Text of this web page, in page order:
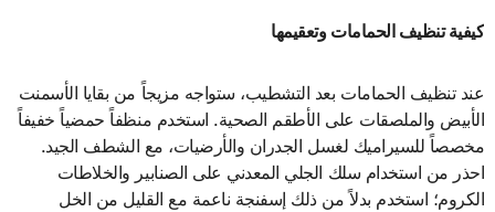
كيفية تنظيف الحمامات وتعقيمها
عند تنظيف الحمامات بعد التشطيب، ستواجه مزيجاً من بقايا الأسمنت
الأبيض والملصقات على الأطقم الصحية. استخدم منظفاً حمضياً خفيفاً
مخصصاً للسيراميك لغسل الجدران والأرضيات، مع الشطف الجيد.
احذر من استخدام سلك الجلي المعدني على الصنابير والخلاطات
الكروم؛ استخدم بدلاً من ذلك إسفنجة ناعمة مع القليل من الخل